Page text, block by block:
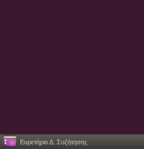
Ευρετήριο Δ. Συζήτησης